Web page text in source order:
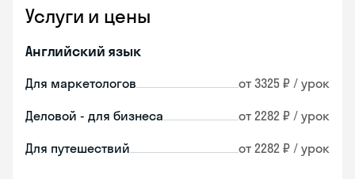
Услуги и цены
Английский язык
Для маркетологов от 3325 ₽ / урок
Деловой - для бизнеса от 2282 ₽ / урок
Для путешествий от 2282 ₽ / урок